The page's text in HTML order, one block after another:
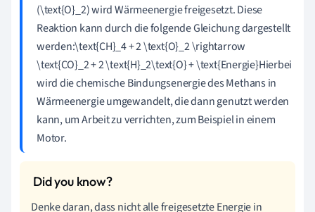
(\text{O}_2) wird Wärmeenergie freigesetzt. Diese
Reaktion kann durch die folgende Gleichung dargestellt
werden:\text{CH}_4 + 2 \text{O}_2 \rightarrow
\text{CO}_2 + 2 \text{H}_2\text{O} + \text{Energie}Hierbei
wird die chemische Bindungsenergie des Methans in
Wärmeenergie umgewandelt, die dann genutzt werden
kann, um Arbeit zu verrichten, zum Beispiel in einem
Motor.
Denke daran, dass nicht alle freigesetzte Energie in